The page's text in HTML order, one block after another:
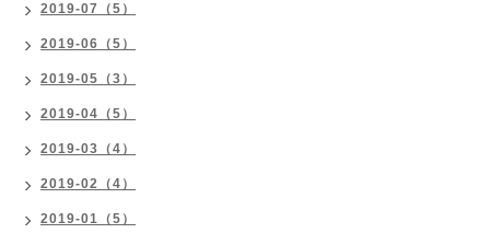
2019-07（5）
2019-06（5）
2019-05（3）
2019-04（5）
2019-03（4）
2019-02（4）
2019-01（5）